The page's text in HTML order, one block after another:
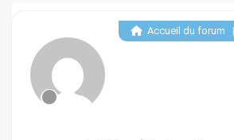
Accueil du forum